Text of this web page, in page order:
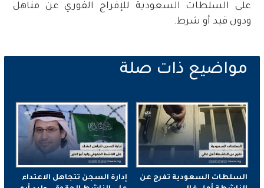
على السلطات السعودية للإفراج الفوري عن مناهل
ودون قيد أو شرط.
السلطات السعودية تفرج عن
إدارة السجن تتجاهل الاعتداء